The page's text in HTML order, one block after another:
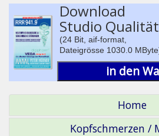
Download
Studio Qualität
(24 Bit, aif-format,
Dateigrösse 1030.0
in den
Home
Kopfschmerzen /